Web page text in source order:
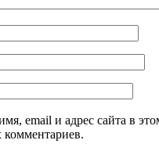
email и адрес сайта в